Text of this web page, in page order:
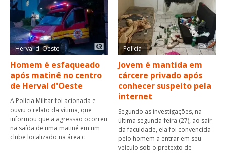
Herval d' Oeste
Homem é esfaqueado
após matinê no centro
de Herval d'Oeste
A Polícia Militar foi acionada e
ouviu o relato da vítima, que
informou que a agressão ocorreu
na saída de uma matiné em um
clube localizado na área c
Polícia
Jovem é mantida em
cárcere privado após
conhecer suspeito pela
internet
Segundo as investigações, na
última segunda-feira (27), ao sair
da faculdade, ela foi convencida
pelo homem a entrar em seu
veículo sob o pretexto de